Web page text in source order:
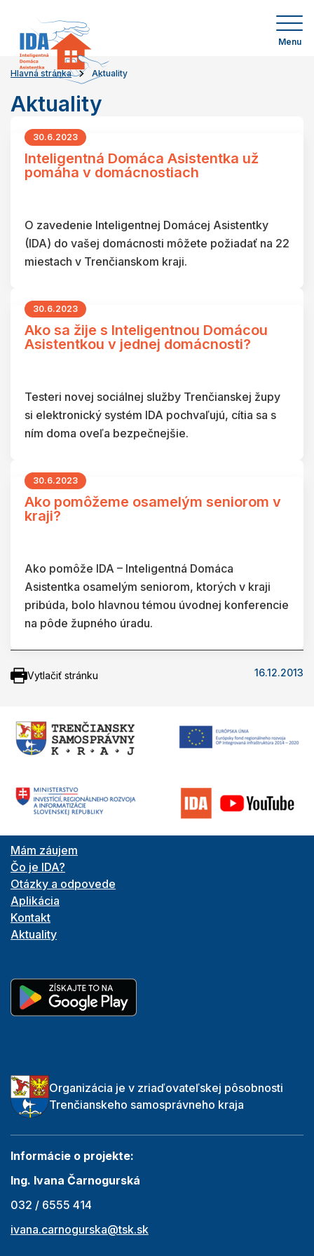
Menu
Hlavná stránka Aktuality
Aktuality
30.6.2023
Inteligentná Domáca Asistentka už
pomáha v domácnostiach
O zavedenie Inteligentnej Domácej Asistentky
(IDA) do vašej domácnosti môžete požiadať na 22
miestach v Trenčianskom kraji.
30.6.2023
Ako sa žije s Inteligentnou Domácou
Asistentkou v jednej domácnosti?
Testeri novej sociálnej služby Trenčianskej župy
si elektronický systém IDA pochvaľujú, cítia sa s
ním doma oveľa bezpečnejšie.
30.6.2023
Ako pomôžeme osamelým seniorom v
kraji?
Ako pomôže IDA – Inteligentná Domáca
Asistentka osamelým seniorom, ktorých v kraji
pribúda, bolo hlavnou témou úvodnej konferencie
na pôde župného úradu.
Vytlačiť stránku 16.12.2013
Mám záujem
Čo je IDA?
Otázky a odpovede
Aplikácia
Kontakt
Aktuality
Organizácia je v zriaďovateľskej pôsobnosti
Trenčianskeho samosprávneho kraja
Informácie o projekte:
Ing. Ivana Čarnogurská
032 / 6555 414
ivana.carnogurska@tsk.sk